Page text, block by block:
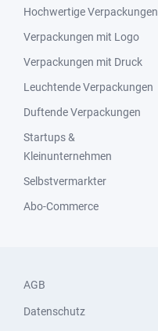
Hochwertige Verpackungen
Verpackungen mit Logo
Verpackungen mit Druck
Leuchtende Verpackungen
Duftende Verpackungen
Startups &
Kleinunternehmen
Selbstvermarkter
Abo-Commerce
AGB
Datenschutz